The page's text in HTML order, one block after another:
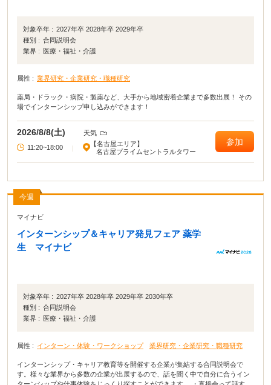
対象卒年 : 2027年卒 2028年卒 2029年卒
種別 : 合同説明会
業界 :
医療・福祉・介護
属性 : 業界研究・企業研究・職種研究
薬局・ドラック・病院・製薬など、大手から地域密着企業まで多数出展！ その
場でインターンシップ申し込みができます！
2026/8/8(土)
天気
11:20~18:00
|
【名古屋エリア】
名古屋プライムセントラルタワー
参加
今週
マイナビ
インターンシップ＆キャリア発見フェア 薬学
生 マイナビ
対象卒年 : 2027年卒 2028年卒 2029年卒 2030年卒
種別 : 合同説明会
業界 :
医療・福祉・介護
属性 : インターン・体験・ワークショップ 業界研究・企業研究・職種研究
インターンシップ・キャリア教育等を開催する企業が集結する合同説明会で
す。様々な業界から多数の企業が出展するので、話を聞く中で自分に合うイン